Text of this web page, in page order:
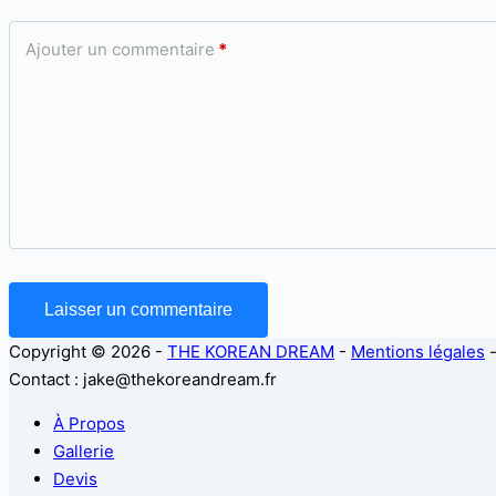
Ajouter un commentaire *
Laisser un commentaire
Copyright © 2026 - THE KOREAN DREAM - Mentions légales -
Contact : jake@thekoreandream.fr
À Propos
Gallerie
Devis